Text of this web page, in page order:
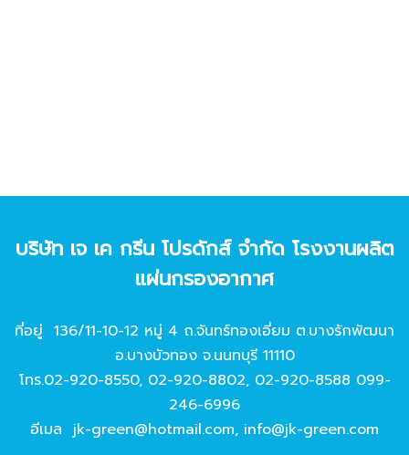
บริษัท เจ เค กรีน โปรดักส์ จํากัด โรงงานผลิต
แผ่นกรองอากาศ
ที่อยู่ 136/11-10-12 หมู่ 4 ถ.จันทร์ทองเอี่ยม ต.บางรักพัฒนา
อ.บางบัวทอง จ.นนทบุรี 11110
โทร.02-920-8550, 02-920-8802, 02-920-8588 099-
246-6996
อีเมล jk-green@hotmail.com, info@jk-green.com